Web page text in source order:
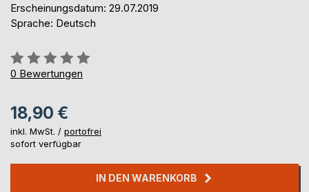
Erscheinungsdatum: 29.07.2019
Sprache: Deutsch
Bewertung::
0%
0 Bewertungen
18,90 €
inkl. MwSt. / portofrei
sofort verfügbar
IN DEN WARENKORB